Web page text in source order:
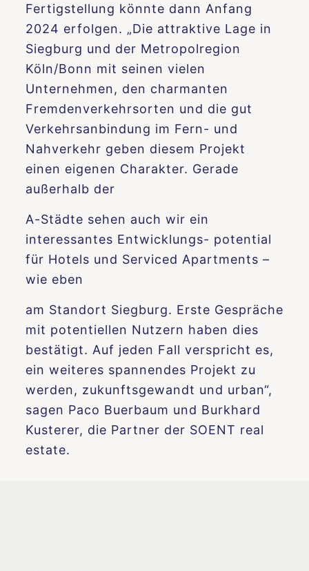
Fertigstellung könnte dann Anfang
2024 erfolgen. „Die attraktive Lage in
Siegburg und der Metropolregion
Köln/Bonn mit seinen vielen
Unternehmen, den charmanten
Fremdenverkehrsorten und die gut
Verkehrsanbindung im Fern- und
Nahverkehr geben diesem Projekt
einen eigenen Charakter. Gerade
außerhalb der
A-Städte sehen auch wir ein
interessantes Entwicklungs- potential
für Hotels und Serviced Apartments –
wie eben
am Standort Siegburg. Erste Gespräche
mit potentiellen Nutzern haben dies
bestätigt. Auf jeden Fall verspricht es,
ein weiteres spannendes Projekt zu
werden, zukunftsgewandt und urban“,
sagen Paco Buerbaum und Burkhard
Kusterer, die Partner der SOENT real
estate.